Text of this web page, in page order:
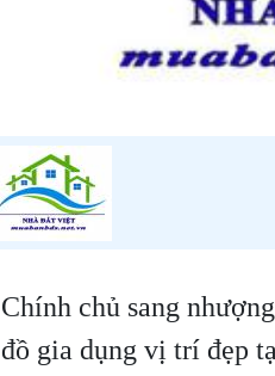
Chính chủ sang
đồ gia dụng vị trí đẹp